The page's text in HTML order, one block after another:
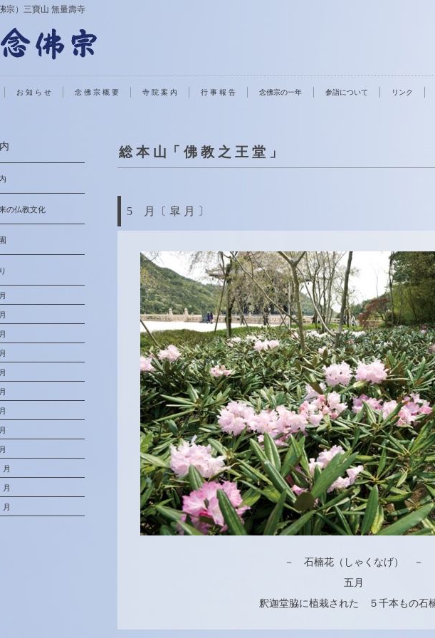
宗）三寶山 無量壽寺
お 知 ら せ 念 佛 宗 概 要 寺 院 案 内 行 事 報 告 念佛宗の一年 参詣について リンク
総 本 山「 佛 教 之 王 堂 」
5 月〔 皐 月 〕
－ 石楠花（しゃくなげ） －
五月
釈迦堂脇に植栽された ５千本もの石
の仏教文化